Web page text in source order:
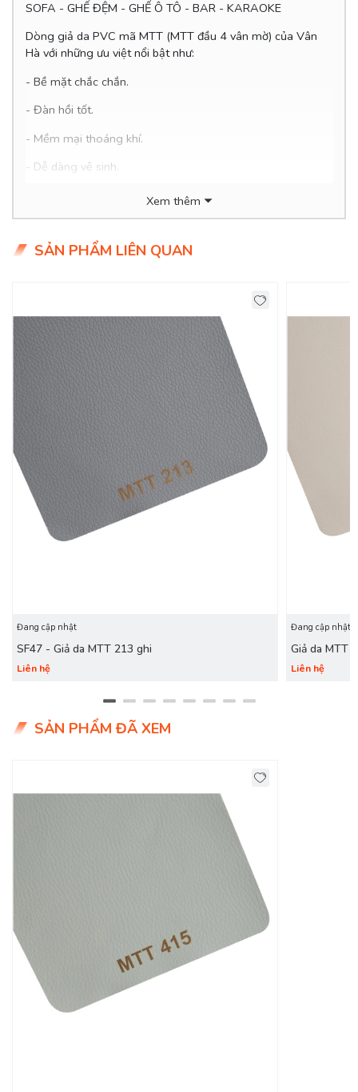
SOFA - GHẾ ĐỆM - GHẾ Ô TÔ - BAR - KARAOKE
Dòng giả da PVC mã MTT (MTT đầu 4 vân mờ) của Vân
Hà với những ưu việt nổi bật như:
- Bề mặt chắc chắn.
- Đàn hồi tốt.
- Mềm mại thoáng khí.
- Dễ dàng vệ sinh.
- Thân thiện với môi trường.
- Giá siêu hợp lý chỉ 9x.000đ/mét
Xem thêm
SẢN PHẨM LIÊN QUAN
Đang cập nhật
SF47 - Giả da MTT 213 ghi
Liên hệ
Đang cập nhật
Giả da MTT
Liên hệ
SẢN PHẨM ĐÃ XEM